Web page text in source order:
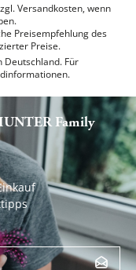
Versandkosten, wenn
Preisempfehlung des
Preise.
Für
Family